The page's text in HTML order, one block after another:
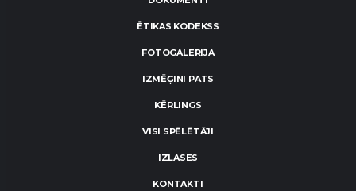
ĒTIKAS KODEKSS
FOTOGALERIJA
IZMĒĢINI PATS
KĒRLINGS
VISI SPĒLĒTĀJI
IZLASES
KONTAKTI